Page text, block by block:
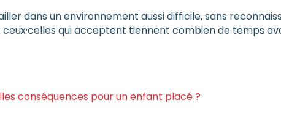
dans un environnement aussi difficile, sans
qui acceptent tiennent combien de temps
conséquences pour un enfant placé ?